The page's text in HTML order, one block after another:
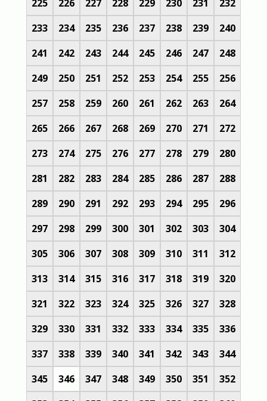
225
226 227 228 229 230 231
232
233
234 235 236 237 238 239
240
241
242 243 244 245 246 247
248
249
250 251 252 253 254 255
256
257
258 259 260 261 262 263
264
265
266 267 268 269 270 271
272
273
274 275 276 277 278 279
280
281
282 283 284 285 286 287
288
289
290 291 292 293 294 295
296
297
298 299 300 301 302 303
304
305
306 307 308 309 310 311
312
313
314 315 316 317 318 319
320
321
322 323 324 325 326 327
328
329
330 331 332 333 334 335
336
337
338 339 340 341 342 343
344
345
346 347 348 349 350 351
352